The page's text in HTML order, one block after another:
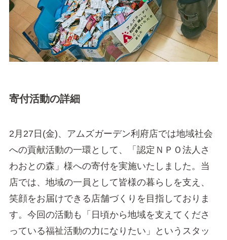
寄付活動の詳細
2月27日(金)、アムズガーデン利府店では地域社会
への貢献活動の一環として、「認定ＮＰＯ法人さ
わおとの森」様への寄付を実施いたしました。当
店では、地域の一員として皆様の暮らしを支え、
笑顔をお届けできる店舗づくりを目指しておりま
す。今回の活動も「日頃から地域を支えてくださ
っている福祉活動の力になりたい」というスタッ